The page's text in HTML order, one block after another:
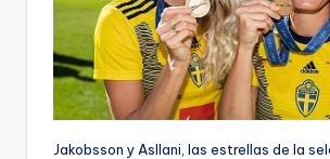
Jakobsson y Asllani, las estrellas de la